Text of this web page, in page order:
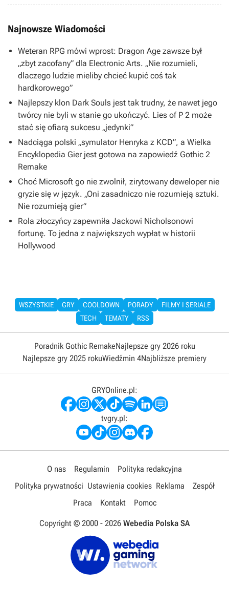
Najnowsze Wiadomości
Weteran RPG mówi wprost: Dragon Age zawsze był
„zbyt zacofany” dla Electronic Arts. „Nie rozumieli,
dlaczego ludzie mieliby chcieć kupić coś tak
hardkorowego”
Najlepszy klon Dark Souls jest tak trudny, że nawet jego
twórcy nie byli w stanie go ukończyć. Lies of P 2 może
stać się ofiarą sukcesu „jedynki”
Nadciąga polski „symulator Henryka z KCD”, a Wielka
Encyklopedia Gier jest gotowa na zapowiedź Gothic 2
Remake
Choć Microsoft go nie zwolnił, zirytowany deweloper nie
gryzie się w język. „Oni zasadniczo nie rozumieją sztuki.
Nie rozumieją gier”
Rola złoczyńcy zapewniła Jackowi Nicholsonowi
fortunę. To jedna z największych wypłat w historii
Hollywood
WSZYSTKIE GRY COOLDOWN PORADY
FILMY I SERIALE
TECH
TEMATY RSS
Poradnik Gothic RemakeNajlepsze gry 2026 roku
Najlepsze gry 2025 rokuWiedźmin 4Najbliższe premiery
GRYOnline.pl:
tvgry.pl:
O nas Regulamin
Polityka redakcyjna
Polityka prywatności Ustawienia cookies Reklama
Zespół
Praca
Kontakt Pomoc
Copyright © 2000 - 2026 Webedia Polska SA